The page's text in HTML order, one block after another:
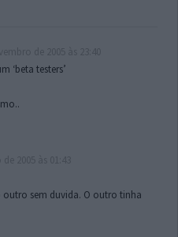
‘beta testers’
outro sem duvida. O outro tinha